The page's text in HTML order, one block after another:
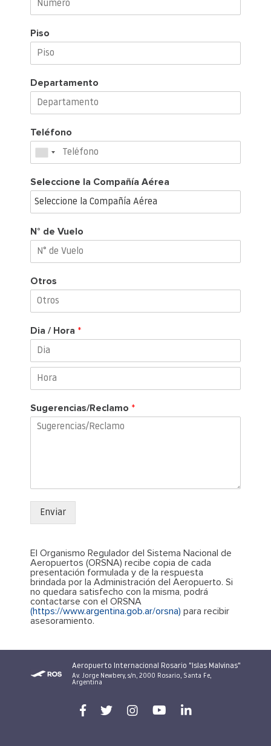
Piso
Departamento
Teléfono
Seleccione la Compañía Aérea
N° de Vuelo
Otros
Dia / Hora *
Sugerencias/Reclamo *
Enviar
El Organismo Regulador del Sistema Nacional de
Aeropuertos (ORSNA) recibe copia de cada
presentación formulada y de la respuesta
brindada por la Administración del Aeropuerto. Si
no quedara satisfecho con la misma, podrá
contactarse con el ORSNA
(https://www.argentina.gob.ar/orsna) para recibir
asesoramiento.
Aeropuerto Internacional Rosario "Islas Malvinas"
Av. Jorge Newbery, s/n, 2000 Rosario, Santa Fe,
Argentina